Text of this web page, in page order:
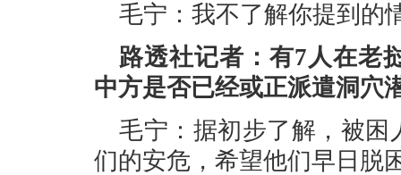
毛宁：我不了解你提到的
路透社记者：有7人在老
中方是否已经或正派遣洞穴
毛宁：据初步了解，被困
们的安危，希望他们早日脱